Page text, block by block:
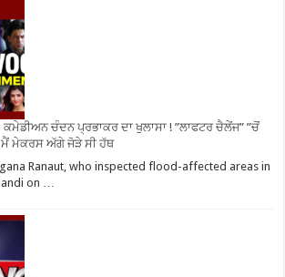
ਕਮੇਡੀਅਨ ਚੰਦਨ ਪ੍ਰਭਾਕਰ ਦਾ ਖੁਲਾਸਾ ! ”ਲਾਫਟਰ ਚੈਲੇਂਜ” ”ਚੋਂ
ਮੈਂ ਮੇਕਰਸ ਅੱਗੇ ਜੋੜੇ ਸੀ ਹੱਥ
Ranaut, who inspected flood-affected areas in
on …